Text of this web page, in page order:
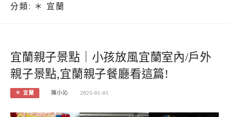
分類: ＊ 宜蘭
宜蘭親子景點｜小孩放風宜蘭室內/戶外
親子景點,宜蘭親子餐廳看這篇!
＊ 宜蘭 陳小沁 2025-01-01